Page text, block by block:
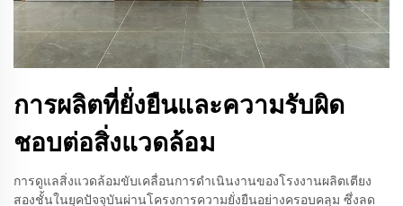
การผลิตที่ยั่งยืนและความรับผิด
ชอบต่อสิ่งแวดล้อม
การดูแลสิ่งแวดล้อมขับเคลื่อนการดำเนินงานของโรงงานผลิตเตียง
สองชั้นในยุคปัจจุบันผ่านโครงการความยั่งยืนอย่างครอบคลุม ซึ่งลด